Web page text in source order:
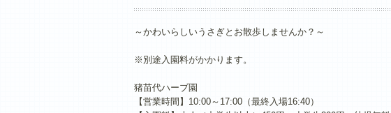
～かわいらしいうさぎとお散歩しませんか？～
※別途入園料がかかります。
猪苗代ハーブ園
【営業時間】10:00～17:00（最終入場16:40）